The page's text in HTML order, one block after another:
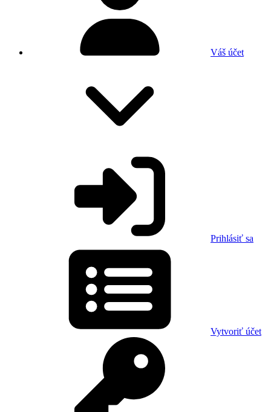
Váš účet
Prihlásiť sa
Vytvoriť účet